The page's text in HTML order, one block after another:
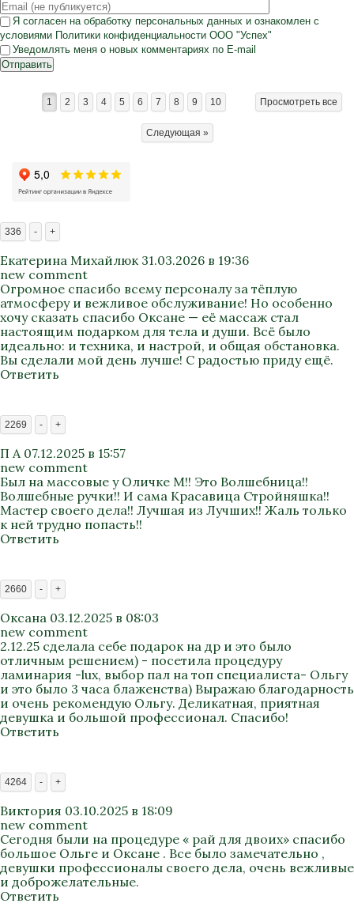
Я согласен на обработку персональных данных и ознакомлен с
условиями Политики конфиденциальности ООО "Успех"
Уведомлять меня о новых комментариях по E-mail
Отправить
Просмотреть все
1 2 3 4 5 6 7 8 9 10
Следующая »
336 - +
Екатерина Михайлюк 31.03.2026 в 19:36
new comment
Огромное спасибо всему персоналу за тёплую
атмосферу и вежливое обслуживание! Но особенно
хочу сказать спасибо Оксане — её массаж стал
настоящим подарком для тела и души. Всё было
идеально: и техника, и настрой, и общая обстановка.
Вы сделали мой день лучше! С радостью приду ещё.
Ответить
2269 - +
П А 07.12.2025 в 15:57
new comment
Был на массовые у Оличке М!! Это Волшебница!!
Волшебные ручки!! И сама Красавица Стройняшка!!
Мастер своего дела!! Лучшая из Лучших!! Жаль только
к ней трудно попасть!!
Ответить
2660 - +
Оксана 03.12.2025 в 08:03
new comment
2.12.25 сделала себе подарок на др и это было
отличным решением) - посетила процедуру
ламинария -lux, выбор пал на топ специалиста- Ольгу
и это было 3 часа блаженства) Выражаю благодарность
и очень рекомендую Ольгу. Деликатная, приятная
девушка и большой профессионал. Спасибо!
Ответить
4264 - +
Виктория 03.10.2025 в 18:09
new comment
Сегодня были на процедуре « рай для двоих» спасибо
большое Ольге и Оксане . Все было замечательно ,
девушки профессионалы своего дела, очень вежливые
и доброжелательные.
Ответить